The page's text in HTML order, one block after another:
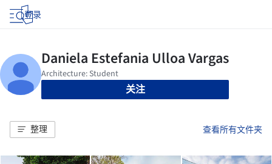
登录
关注
整理 查看所有文件夹